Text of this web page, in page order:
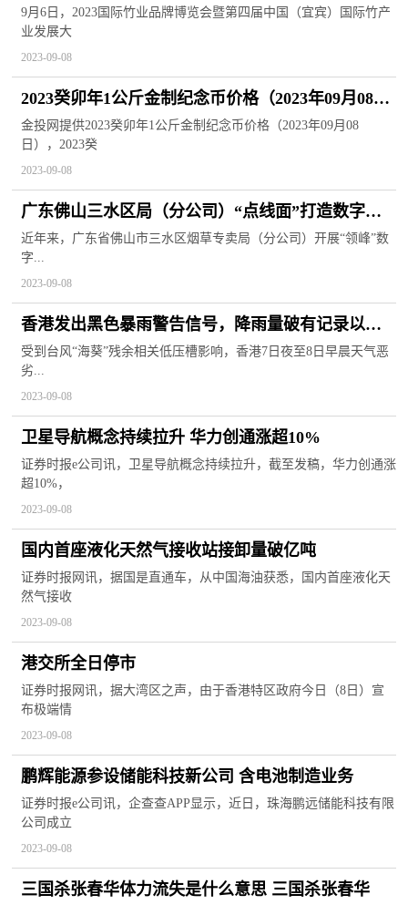
际竹产业发展大会在四川宜宾开幕
9月6日，2023国际竹业品牌博览会暨第四届中国（宜宾）国际竹产
业发展大
2023-09-08
2023癸卯年1公斤金制纪念币价格（2023年09月08
日）
金投网提供2023癸卯年1公斤金制纪念币价格（2023年09月08
日），2023癸
2023-09-08
广东佛山三水区局（分公司）“点线面”打造数字技
能人才矩阵
近年来，广东省佛山市三水区烟草专卖局（分公司）开展“领峰”数
字...
2023-09-08
香港发出黑色暴雨警告信号，降雨量破有记录以来
最高纪录
受到台风“海葵”残余相关低压槽影响，香港7日夜至8日早晨天气恶
劣...
2023-09-08
卫星导航概念持续拉升 华力创通涨超10%
证券时报e公司讯，卫星导航概念持续拉升，截至发稿，华力创通涨
超10%，
2023-09-08
国内首座液化天然气接收站接卸量破亿吨
证券时报网讯，据国是直通车，从中国海油获悉，国内首座液化天
然气接收
2023-09-08
港交所全日停市
证券时报网讯，据大湾区之声，由于香港特区政府今日（8日）宣
布极端情
2023-09-08
鹏辉能源参设储能科技新公司 含电池制造业务
证券时报e公司讯，企查查APP显示，近日，珠海鹏远储能科技有限
公司成立
2023-09-08
三国杀张春华体力流失是什么意思 三国杀张春华